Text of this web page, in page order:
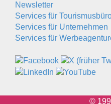
Newsletter
Services für
Services für Unternehmen
Services für
©